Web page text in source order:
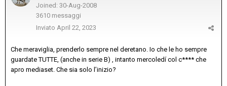
Joined: 30-Aug-2008
3610 messaggi
Inviato April 22, 2023
Che meraviglia, prenderlo sempre nel deretano. Io che le ho sempre
guardate TUTTE, (anche in serie B) , intanto mercoledí col c**** che
apro mediaset. Che sia solo l’inizio?